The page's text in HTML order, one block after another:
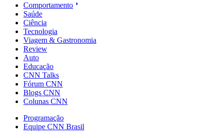
Comportamento
Saúde
Ciência
Tecnologia
Viagem & Gastronomia
Review
Auto
Educação
CNN Talks
Fórum CNN
Blogs CNN
Colunas CNN
Programação
Equipe CNN Brasil